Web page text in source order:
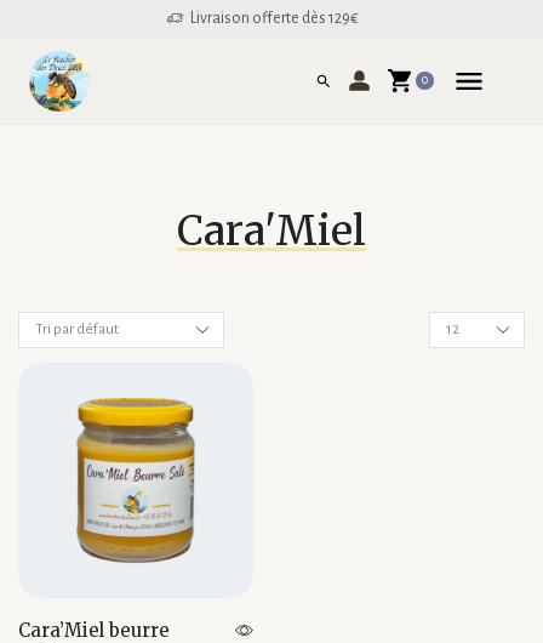
Livraison offerte dès 129€
0
Cara'Miel
Cara’Miel beurre